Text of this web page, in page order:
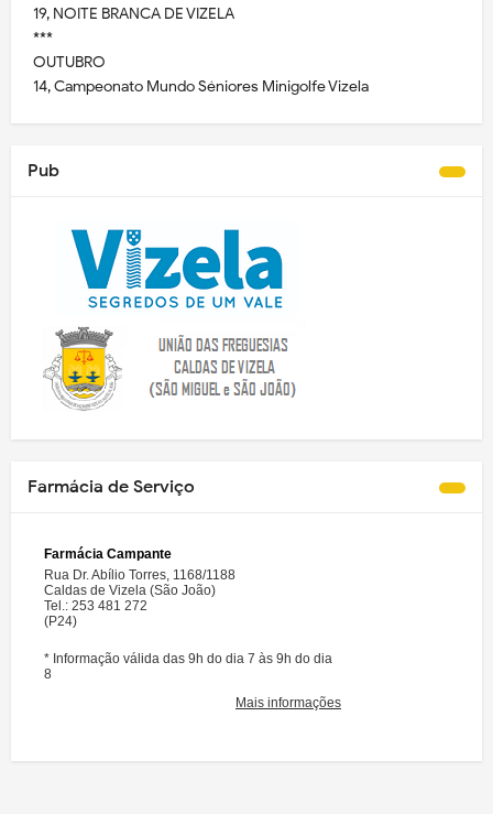
19, NOITE BRANCA DE VIZELA
***
OUTUBRO
14, Campeonato Mundo Séniores Minigolfe Vizela
Pub
Farmácia de Serviço